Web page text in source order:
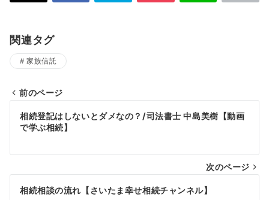
関連タグ
家族信託
投
稿
ビ
ゲ
前のページ
相続登記はしないとダメなの？/司法書士 中島美樹【動画
で学ぶ相続】
次のページ
相続相談の流れ【さいたま幸せ相続チャンネル】